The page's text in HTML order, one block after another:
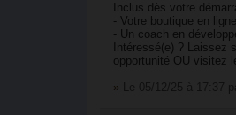
Inclus dès votre
- Votre boutique en
- Un coach en
Intéressé(e) ? Laissez
opportunité OU visitez
»